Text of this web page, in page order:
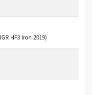
HF3 Iron 2019)